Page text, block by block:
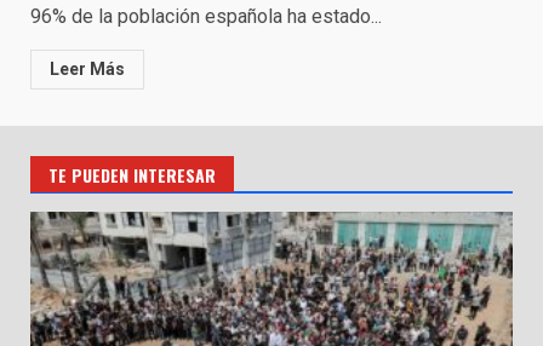
96% de la población española ha estado...
Leer Más
TE PUEDEN INTERESAR